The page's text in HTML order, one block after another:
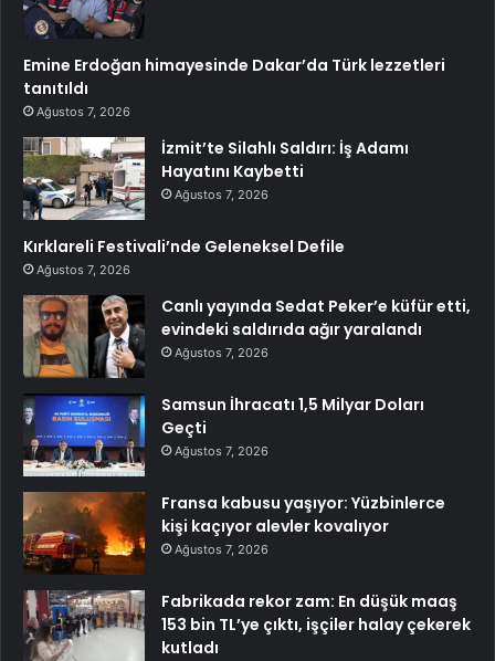
Emine Erdoğan himayesinde Dakar’da Türk lezzetleri
tanıtıldı
Ağustos 7, 2026
İzmit’te Silahlı Saldırı: İş Adamı
Hayatını Kaybetti
Ağustos 7, 2026
Kırklareli Festivali’nde Geleneksel Defile
Ağustos 7, 2026
Canlı yayında Sedat Peker’e küfür etti,
evindeki saldırıda ağır yaralandı
Ağustos 7, 2026
Samsun İhracatı 1,5 Milyar Doları
Geçti
Ağustos 7, 2026
Fransa kabusu yaşıyor: Yüzbinlerce
kişi kaçıyor alevler kovalıyor
Ağustos 7, 2026
Fabrikada rekor zam: En düşük maaş
153 bin TL’ye çıktı, işçiler halay çekerek
kutladı